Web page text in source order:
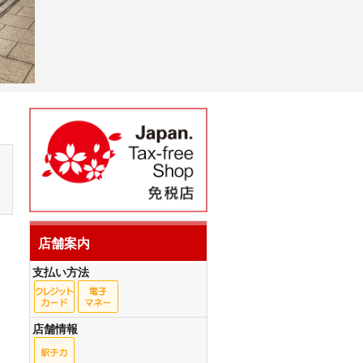
店舗案内
支払い方法
店舗情報